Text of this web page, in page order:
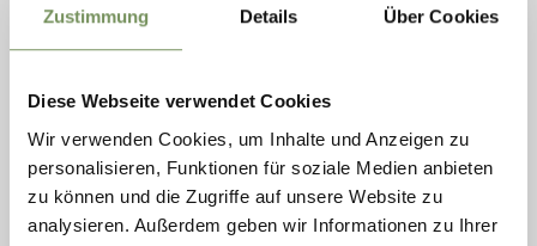
Zustimmung Details Über Cookies
Diese Webseite verwendet Cookies
Wir verwenden Cookies, um Inhalte und Anzeigen zu
personalisieren, Funktionen für soziale Medien anbieten
zu können und die Zugriffe auf unsere Website zu
analysieren. Außerdem geben wir Informationen zu Ihrer
07
Lana
KINDERSOMMER
Der Sommer in der Region Lana ist heiß – genauso wie das
Kindersommerprogramm! Erlebnis und Abenteuer, Spaß und neue
Freundschaften erwarten Klein und Groß – über zwei Monate
lang ist richtig viel ...